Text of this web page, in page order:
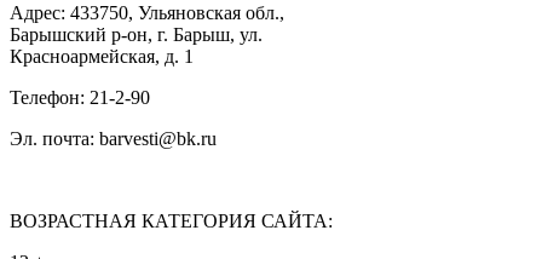
Адрес: 433750, Ульяновская обл.,
Барышский р-он, г. Барыш, ул.
Красноармейская, д. 1
Телефон: 21-2-90
Эл. почта: barvesti@bk.ru
ВОЗРАСТНАЯ КАТЕГОРИЯ САЙТА: